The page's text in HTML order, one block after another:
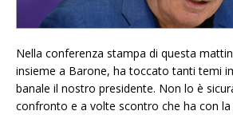
Nella conferenza stampa di questa
insieme a Barone, ha toccato tanti temi
banale il nostro presidente. Non lo è
confronto e a volte scontro che ha con